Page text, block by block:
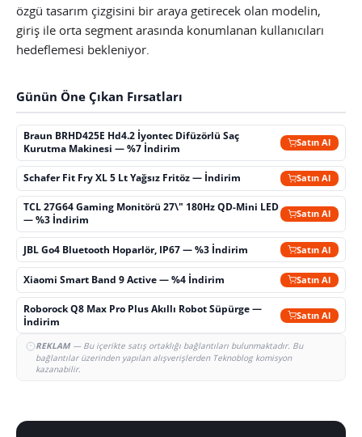
özgü tasarım çizgisini bir araya getirecek olan modelin,
giriş ile orta segment arasında konumlanan kullanıcıları
hedeflemesi bekleniyor.
Günün Öne Çıkan Fırsatları
Braun BRHD425E Hd4.2 İyontec Difüzörlü Saç
Kurutma Makinesi — %7 İndirim
Satın Al
Schafer Fit Fry XL 5 Lt Yağsız Fritöz — İndirim Satın Al
TCL 27G64 Gaming Monitörü 27\" 180Hz QD-Mini LED
— %3 İndirim
Satın Al
JBL Go4 Bluetooth Hoparlör, IP67 — %3 İndirim Satın Al
Xiaomi Smart Band 9 Active — %4 İndirim Satın Al
Roborock Q8 Max Pro Plus Akıllı Robot Süpürge —
İndirim
Satın Al
REKLAM— Bu içerikte satış ortaklığı bağlantıları bulunmaktadır. Bu
bağlantılar üzerinden yapılan alışverişlerden Teknoblog komisyon
kazanabilir.